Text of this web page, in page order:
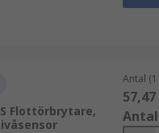
och pulverformiga
med en elektrisk
varje sond.
Flottörbrytare,
Antal
Antal